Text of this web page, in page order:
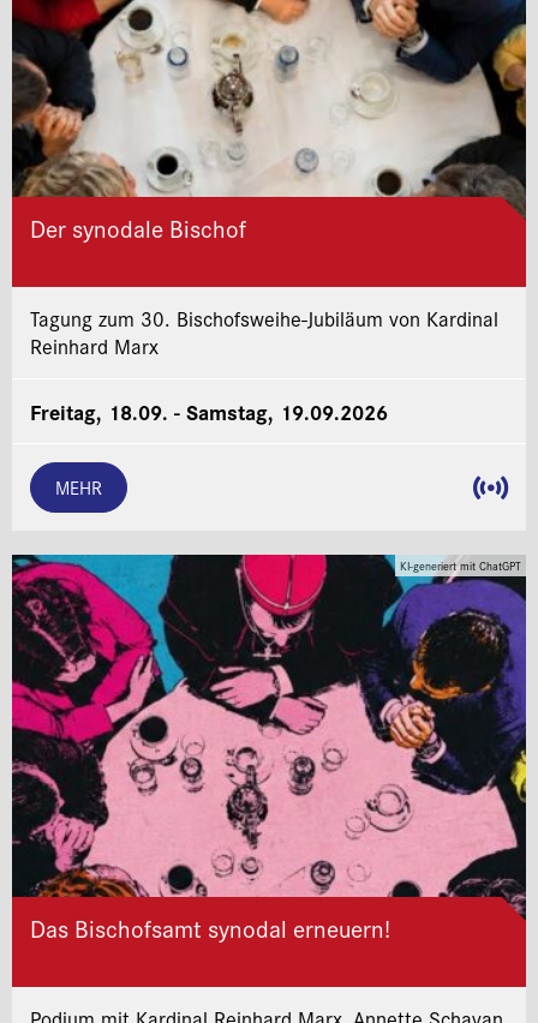
Der synodale Bischof
Tagung zum 30. Bischofsweihe-Jubiläum von Kardinal
Reinhard Marx
Freitag, 18.09. - Samstag, 19.09.2026
MEHR
KI-generiert mit ChatGPT
Das Bischofsamt synodal erneuern!